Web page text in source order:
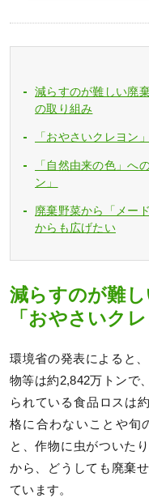
減らすのが難しい廃
の取り組み
「おやさいクレヨン
「自然由来の色」へ
ン」
廃棄野菜から「メー
からも広げたい
減らすのが難
「おやさいク
環境省の発表によると
物等は約2,842万トンで
られている食品ロスは
格に合わないことや旬
と、作物に虫がついた
から、どうしても廃棄
ています。